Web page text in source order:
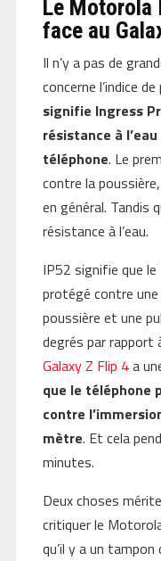
Le Motorola
face au
Il n’y a pas de
concerne l’indice
signifie Ingress
résistance à
téléphone. Le
contre la
en général. Tandis
résistance à l’eau.
IP52 signifie que
protégé contre
poussière et une
degrés par rapport
Galaxy Z Flip 4a
que le téléphone
contre
mètre. Et cela
minutes.
Deux choses
critiquer le
qu’il y a un